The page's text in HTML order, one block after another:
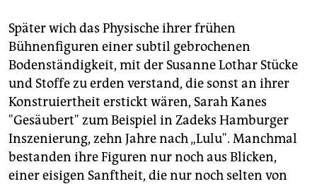
Später wich das Physische ihrer frühen
Bühnenfiguren einer subtil gebrochenen
Bodenständigkeit, mit der Susanne Lothar Stücke
und Stoffe zu erden verstand, die sonst an ihrer
Konstruiertheit erstickt wären, Sarah Kanes
"Gesäubert" zum Beispiel in Zadeks Hamburger
Inszenierung, zehn Jahre nach „Lulu". Manchmal
bestanden ihre Figuren nur noch aus Blicken,
einer eisigen Sanftheit, die nur noch selten von